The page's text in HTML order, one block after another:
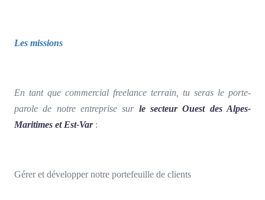
Les missions
En tant que commercial freelance terrain, tu seras le porte-
parole de notre entreprise sur le secteur Ouest des Alpes-
Maritimes et Est-Var:
Gérer et développer notre portefeuille de clients